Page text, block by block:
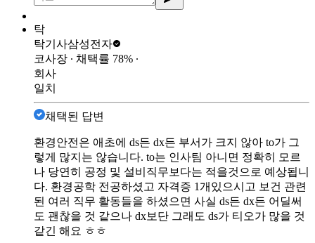
탁
탁기사삼성전자
코사장 ∙ 채택률 78% ∙
회사
일치
채택된 답변
환경안전은 애초에 ds든 dx든 부서가 크지 않아 to가 그
렇게 많지는 않습니다. to는 인사팀 아니면 정확히 모르
나 당연히 공정 및 설비직무보다는 적을것으로 예상됩니
다. 환경공학 전공하셨고 자격증 1개있으시고 보건 관련
된 여러 직무 활동들을 하셨으면 사실 ds든 dx든 어딜써
도 괜찮을 것 같으나 dx보단 그래도 ds가 티오가 많을 것
같긴 해요 ㅎㅎ